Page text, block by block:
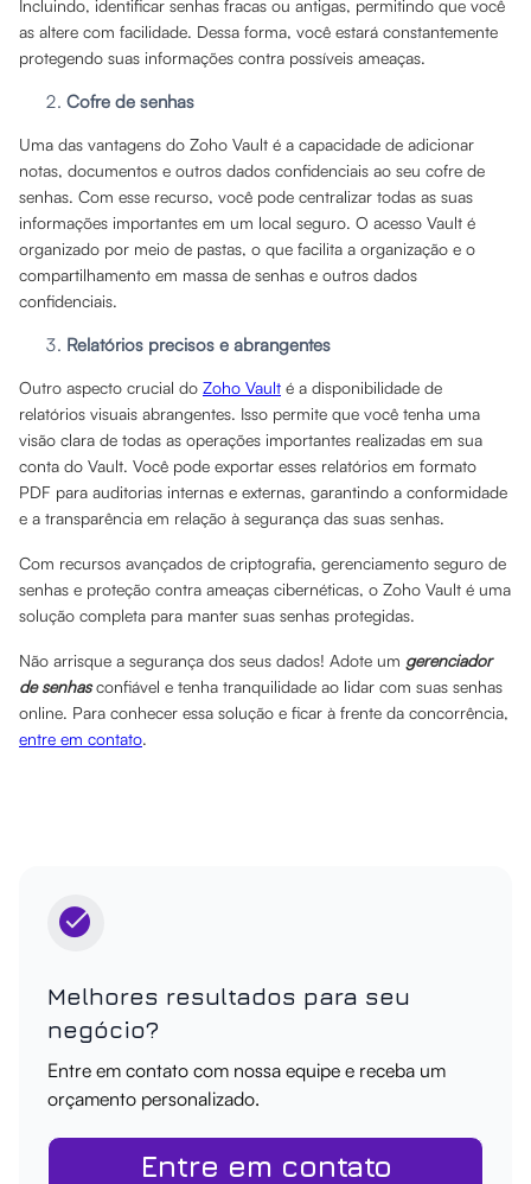
Incluindo, identificar senhas fracas ou antigas, permitindo que você
as altere com facilidade. Dessa forma, você estará constantemente
protegendo suas informações contra possíveis ameaças.
Cofre de senhas
Uma das vantagens do Zoho Vault é a capacidade de adicionar
notas, documentos e outros dados confidenciais ao seu cofre de
senhas. Com esse recurso, você pode centralizar todas as suas
informações importantes em um local seguro. O acesso Vault é
organizado por meio de pastas, o que facilita a organização e o
compartilhamento em massa de senhas e outros dados
confidenciais.
Relatórios precisos e abrangentes
Outro aspecto crucial do Zoho Vault é a disponibilidade de
relatórios visuais abrangentes. Isso permite que você tenha uma
visão clara de todas as operações importantes realizadas em sua
conta do Vault. Você pode exportar esses relatórios em formato
PDF para auditorias internas e externas, garantindo a conformidade
e a transparência em relação à segurança das suas senhas.
Com recursos avançados de criptografia, gerenciamento seguro de
senhas e proteção contra ameaças cibernéticas, o Zoho Vault é uma
solução completa para manter suas senhas protegidas.
Não arrisque a segurança dos seus dados! Adote um gerenciador
de senhasconfiável e tenha tranquilidade ao lidar com suas senhas
online. Para conhecer essa solução e ficar à frente da concorrência,
entre em contato.
Melhores resultados para seu
negócio?
Entre em contato com nossa equipe e receba um
orçamento personalizado.
Entre em contato